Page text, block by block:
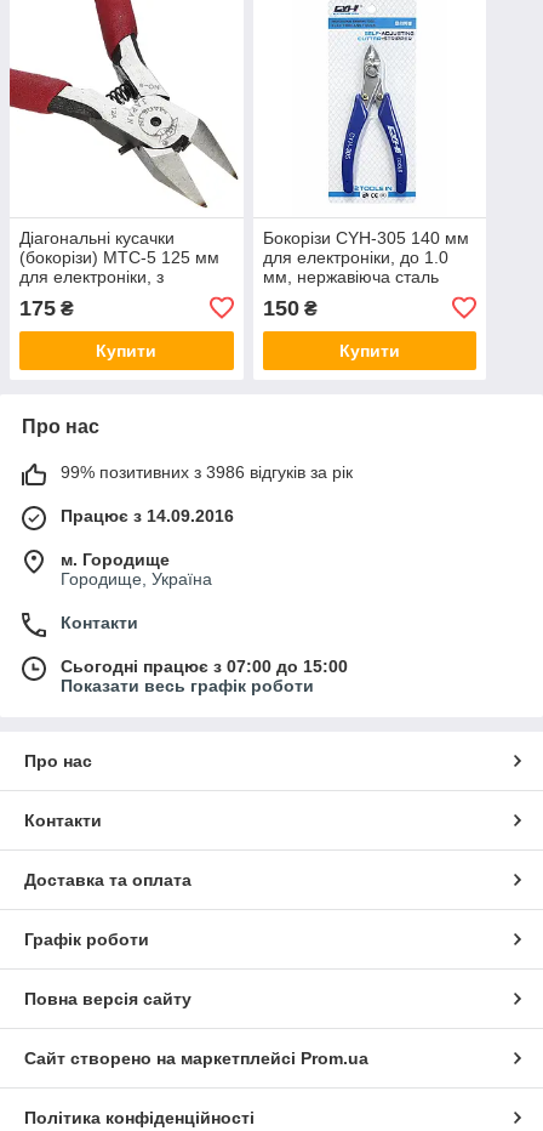
Діагональні кусачки
(бокорізи) MTC-5 125 мм
для електроніки, з
сталь, Japan
175 ₴
Купити
Бокорізи CYH-305 140 мм
для електроніки, до 1.0
мм, нержавіюча сталь
150₴
Купити
Про нас
99% позитивних з 3986 відгуків за рік
Працює з 14.09.2016
м. Городище
Городище, Україна
Контакти
Сьогодні працює з 07:00 до 15:00
Показати весь графік роботи
Про нас
Контакти
Доставка та оплата
Графік роботи
Повна версія сайту
Сайт створено на маркетплейсі Prom.ua
Політика конфіденційності